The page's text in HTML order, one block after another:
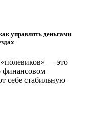
управлять деньгами
— это
финансовом
себе стабильную